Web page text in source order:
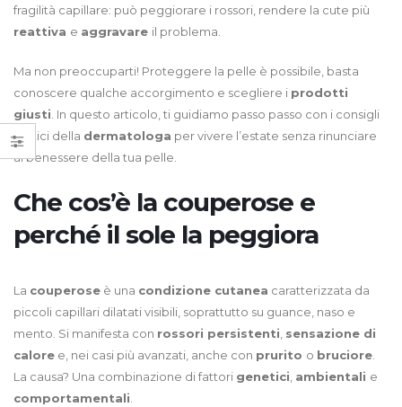
fragilità capillare: può peggiorare i rossori, rendere la cute più
reattiva e aggravare il problema.
Ma non preoccuparti! Proteggere la pelle è possibile, basta
conoscere qualche accorgimento e scegliere i prodotti
giusti. In questo articolo, ti guidiamo passo passo con i consigli
pratici della dermatologa per vivere l’estate senza rinunciare
al benessere della tua pelle.
Che cos’è la couperose e
perché il sole la peggiora
La couperose è una condizione cutanea caratterizzata da
piccoli capillari dilatati visibili, soprattutto su guance, naso e
mento. Si manifesta con rossori persistenti, sensazione di
calore e, nei casi più avanzati, anche con prurito o bruciore.
La causa? Una combinazione di fattori genetici, ambientali e
comportamentali.